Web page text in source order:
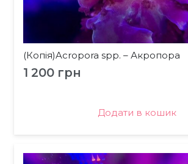
(Копія)Acropora spp. – Акропора
1 200 грн
Додати в кошик